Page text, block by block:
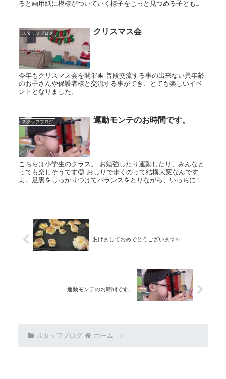
ると画用紙に模様がついていく様子をじっと見つめる子ども
スタッフブログ クリスマス会
今年もクリスマス会を開催🎄 普段交流する事の出来ない異年齢
のお子さんや保護者様と交流する事ができ、とても楽しいイベ
ントとなりました。
スタッフブログ 運動モンテのお時間です。
こちらは小学生のクラス。 お勉強したり運動したり、みんなと
っても楽しそうです😊 おしりで歩くのって結構大変なんです
よ。足裏をしっかりつけてバランスをとりながら、いっちに！
あけましておめでとうございます✨
運動モンテのお時間です。
ホーム
スタッフブログ